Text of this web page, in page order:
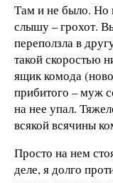
Там и не было. Но
слышу – грохот.
переползла в
такой скоростью
ящик комода
прибитого – муж
на нее упал.
всякой всячины
Просто на нем
деле, я долго